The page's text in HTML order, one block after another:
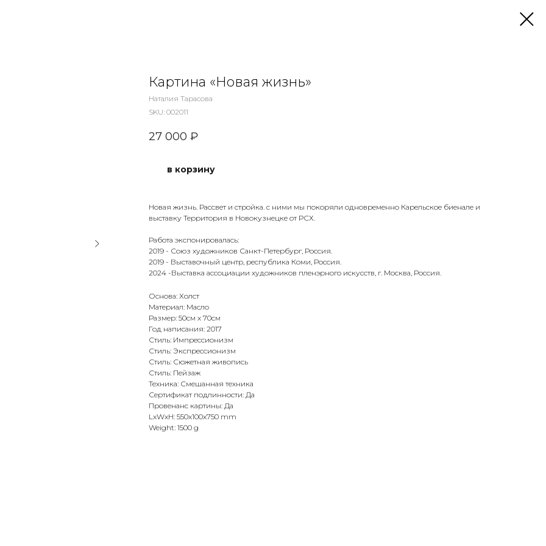
Картина «Новая жизнь»
Наталия Тарасова
SKU: 002011
27 000 ₽
в корзину
Новая жизнь. Рассвет и стройка. с ними мы покоряли одновременно Карельское биенале и
выставку Территория в Новокузнецке от РСХ.
Работа экспонировалась:
2019 - Союз художников Санкт-Петербург, Россия.
2019 - Выставочный центр, республика Коми, Россия.
2024 -Выставка ассоциации художников пленэрного искусств, г. Москва, Россия.
Основа: Холст
Материал: Масло
Размер: 50см х 70см
Год написания: 2017
Стиль: Импрессионизм
Стиль: Экспрессионизм
Стиль: Сюжетная живопись
Стиль: Пейзаж
Техника: Смешанная техника
Сертификат подлинности: Да
Провенанс картины: Да
LxWxH: 550x100x750 mm
Weight: 1500 g